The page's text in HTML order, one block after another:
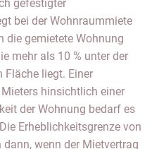
gefestigter
bei der Wohnraummiete
die gemietete Wohnung
mehr als 10 % unter der
Fläche liegt. Einer
hinsichtlich einer
der Wohnung bedarf es
Erheblichkeitsgrenze von
wenn der Mietvertrag